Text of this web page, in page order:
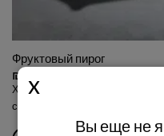
Фруктовый пирог
₪
Хрустящая песочная основа
свежие фрукты (фрукты
Вы еще не